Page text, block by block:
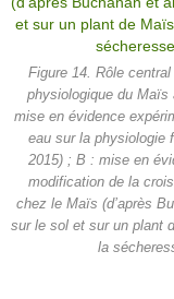
Figure 14. Rôle
physiologique du
mise en évidence
eau sur la physiologie
2015) ; B : mise en
modification de la
chez le Maïs (d’après
sur le sol et sur un plant
la